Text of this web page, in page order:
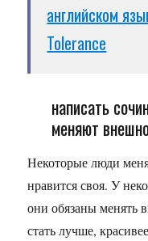
английском
Tolerance
написать
меняют
Некоторые люди
нравится своя. У
они обязаны менять
стать лучше,